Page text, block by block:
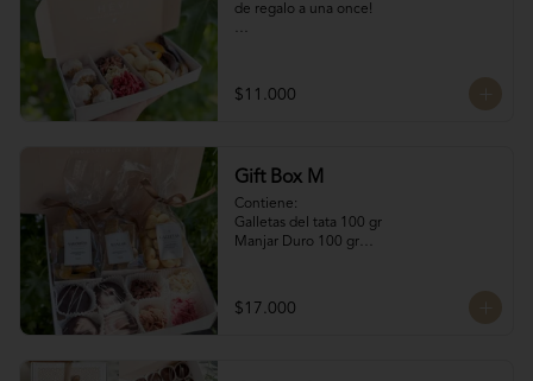
de regalo a una once!
4 Rocas Suizas by @mun_cl: Mix de frutos
secos bañados en chocolate francés
$11.000
Gift Box M
Contiene:
Galletas del tata 100 gr
Manjar Duro 100 gr
4 Rocas Suizas
$17.000